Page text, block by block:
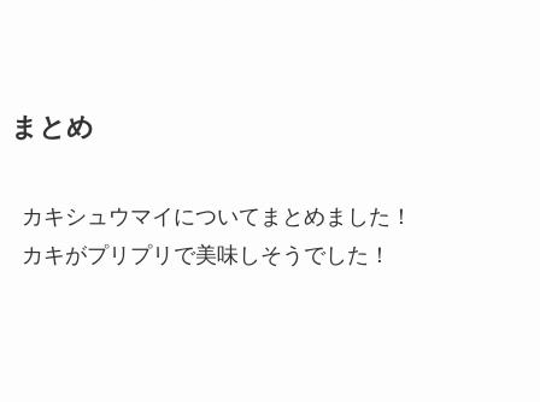
まとめ
カキシュウマイについてまとめました！
カキがプリプリで美味しそうでした！